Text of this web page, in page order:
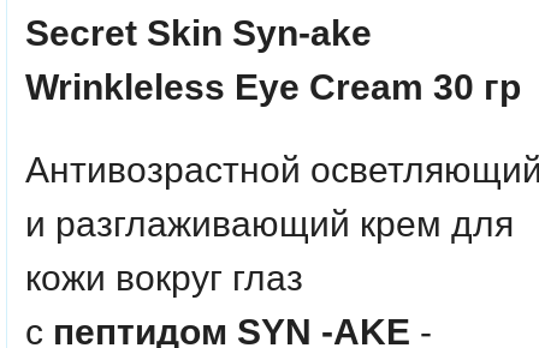
Secret Skin Syn-ake
Wrinkleless Eye Cream 30 гр
Антивозрастной
и разглаживающий крем для
кожи вокруг глаз
с пептидом SYN -AKE -